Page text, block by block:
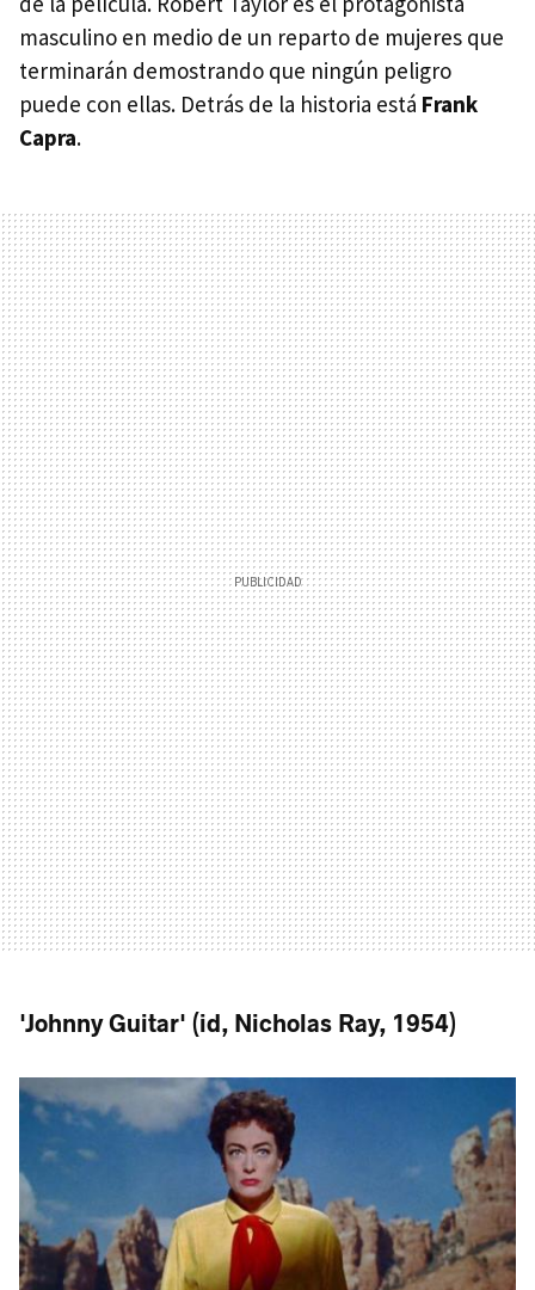
masculino en medio de un reparto de mujeres que
terminarán demostrando que ningún peligro
puede con ellas. Detrás de la historia está Frank
Capra.
'Johnny Guitar' (id, Nicholas Ray, 1954)